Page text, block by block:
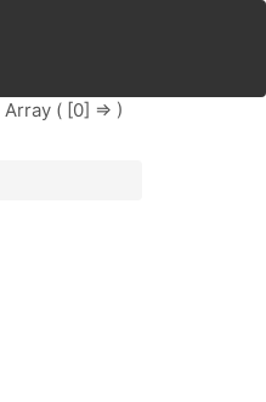
( [0] => )